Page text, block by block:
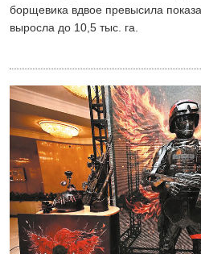
борщевика вдвое превысила
выросла до 10,5 тыс. га.